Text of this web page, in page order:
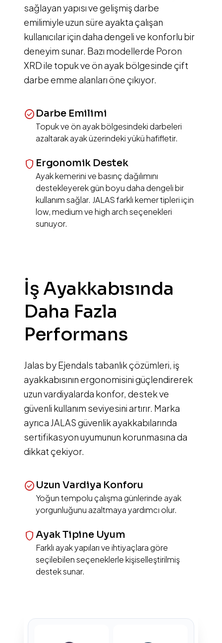
sağlayan yapısı ve gelişmiş darbe
emilimiyle uzun süre ayakta çalışan
kullanıcılar için daha dengeli ve konforlu bir
deneyim sunar. Bazı modellerde Poron
XRD ile topuk ve ön ayak bölgesinde çift
darbe emme alanları öne çıkıyor.
check_circle Darbe Emilimi
Topuk ve ön ayak bölgesindeki darbeleri
azaltarak ayak üzerindeki yükü hafifletir.
shield Ergonomik Destek
Ayak kemerini ve basınç dağılımını
destekleyerek gün boyu daha dengeli bir
kullanım sağlar. JALAS farklı kemer tipleri için
low, medium ve high arch seçenekleri
sunuyor.
İş Ayakkabısında
Daha Fazla
Performans
Jalas by Ejendals tabanlık çözümleri, iş
ayakkabısının ergonomisini güçlendirerek
uzun vardiyalarda konfor, destek ve
güvenli kullanım seviyesini artırır. Marka
ayrıca JALAS güvenlik ayakkabılarında
sertifikasyon uyumunun korunmasına da
dikkat çekiyor.
check_circle Uzun Vardiya Konforu
Yoğun tempolu çalışma günlerinde ayak
yorgunluğunu azaltmaya yardımcı olur.
shield Ayak Tipine Uyum
Farklı ayak yapıları ve ihtiyaçlara göre
seçilebilen seçeneklerle kişiselleştirilmiş
destek sunar.